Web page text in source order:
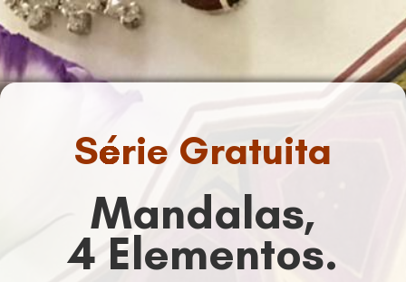
Série Gratuita
Mandalas,
4 Elementos.